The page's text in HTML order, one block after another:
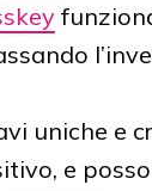
uniche e
e